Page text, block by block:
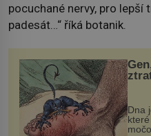
pocuchané nervy, pro lepší
padesát…“ říká botanik.
Dna